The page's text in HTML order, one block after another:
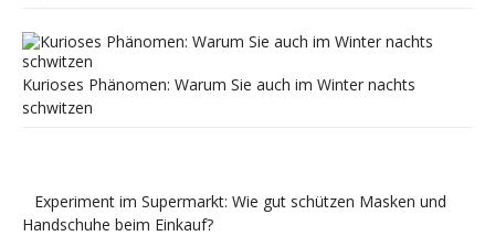
Kurioses Phänomen: Warum Sie auch im Winter nachts
schwitzen
Experiment im Supermarkt: Wie gut schützen Masken und
Handschuhe beim Einkauf?